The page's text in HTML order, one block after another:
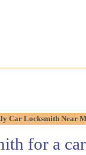
Car Locksmith Near
for a car